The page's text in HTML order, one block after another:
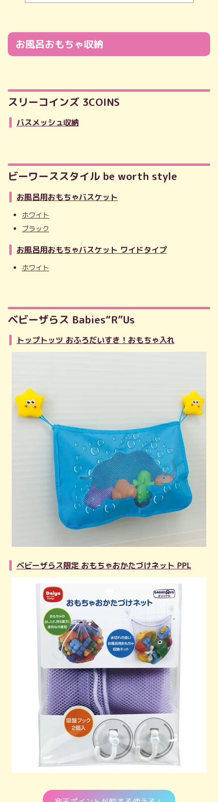
お風呂おもちゃ収納
スリーコインズ 3COINS
バスメッシュ収納
ビーワーススタイル be worth style
お風呂用おもちゃバスケット
ホワイト
ブラック
お風呂用おもちゃバスケット ワイドタイプ
ホワイト
ベビーザらス Babies“R”Us
トップトッツ おふろだいすき！おもちゃ入れ
ベビーザらス限定 おもちゃおかたづけネット PPL